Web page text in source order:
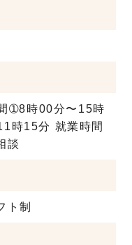
➀8時00分〜15時
時15分 就業時間
談
ト制